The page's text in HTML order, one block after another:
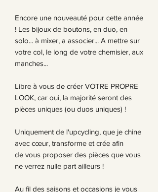
Encore une nouveauté pour cette année
! Les bijoux de boutons, en duo, en
solo... à mixer, a associer... A mettre sur
votre col, le long de votre chemisier, aux
manches...
Libre à vous de créer VOTRE PROPRE
LOOK, car oui, la majorité seront des
pièces uniques (ou duos uniques) !
Uniquement de l'upcycling, que je chine
avec cœur, transforme et crée afin
de vous proposer des pièces que vous
ne verrez nulle part ailleurs !
Au fil des saisons et occasions je vous